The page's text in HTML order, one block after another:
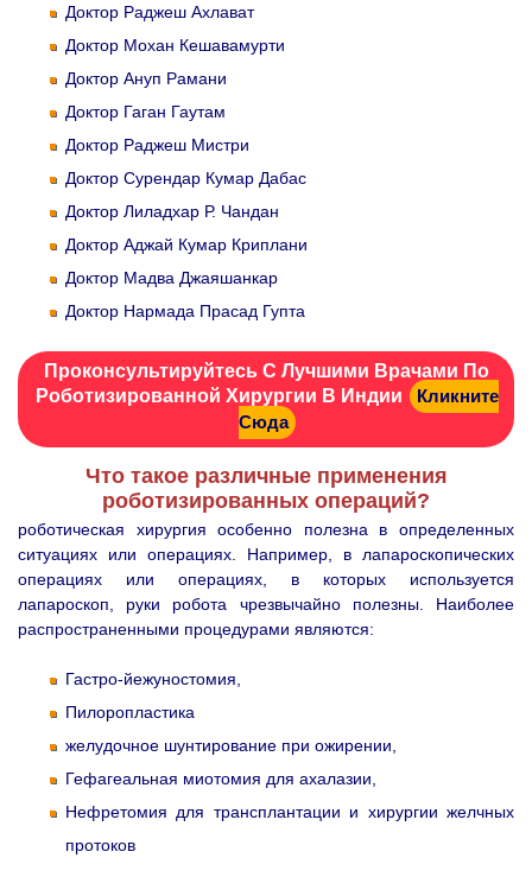
Доктор Раджеш Ахлават
Доктор Мохан Кешавамурти
Доктор Ануп Рамани
Доктор Гаган Гаутам
Доктор Раджеш Мистри
Доктор Сурендар Кумар Дабас
Доктор Лиладхар Р. Чандан
Доктор Аджай Кумар Криплани
Доктор Мадва Джаяшанкар
Доктор Нармада Прасад Гупта
Проконсультируйтесь С Лучшими Врачами По
Роботизированной Хирургии В Индии
Кликните
Сюда
Что такое различные применения
роботизированных операций?
роботическая хирургия особенно полезна в определенных
ситуациях или операциях. Например, в лапароскопических
операциях или операциях, в которых используется
лапароскоп, руки робота чрезвычайно полезны. Наиболее
распространенными процедурами являются:
Гастро-йежуностомия,
Пилоропластика
желудочное шунтирование при ожирении,
Гефагеальная миотомия для ахалазии,
Нефретомия для трансплантации и хирургии желчных
протоков